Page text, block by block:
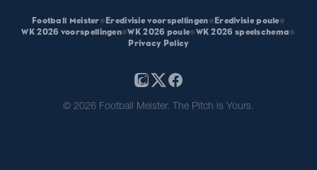
Football Meister• Eredivisie voorspellingen• Eredivisie poule•
WK 2026 voorspellingen•WK 2026 poule•WK 2026 speelschema•
Privacy Policy
© 2026 Football Meister. The Pitch is Yours.